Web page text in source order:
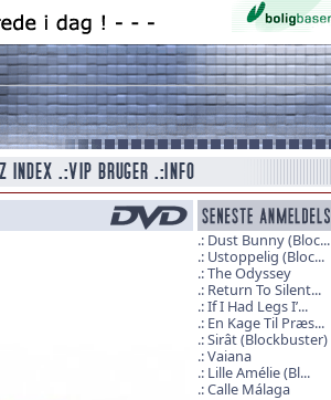
Dust Bunny (Bloc...
Ustoppelig (Bloc...
The Odyssey
Return To Silent...
If I Had Legs I’...
En Kage Til Præs...
Sirât (Blockbuster)
Vaiana
Lille Amélie (Bl...
Calle Málaga